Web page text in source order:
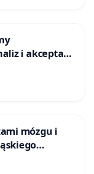
i akceptacji
mózgu i